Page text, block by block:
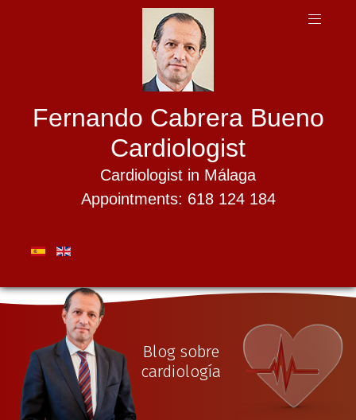
Fernando Cabrera Bueno
Cardiologist
Cardiologist in Málaga
Appointments: 618 124 184
Blog sobre
cardiología